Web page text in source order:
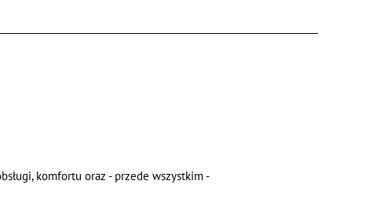
komfortu oraz - przede wszystkim -